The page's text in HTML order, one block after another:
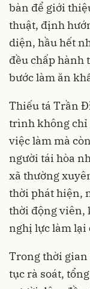
bàn để giới
thuật, định
diện, hầu hết
đều chấp hành
bước làm ăn
Thiếu tá Trần
trình không chỉ
việc làm mà
người tái hòa
xã thường
thời phát hiện,
thời động viên,
nghị lực làm lại
Trong thời gian
tục rà soát,